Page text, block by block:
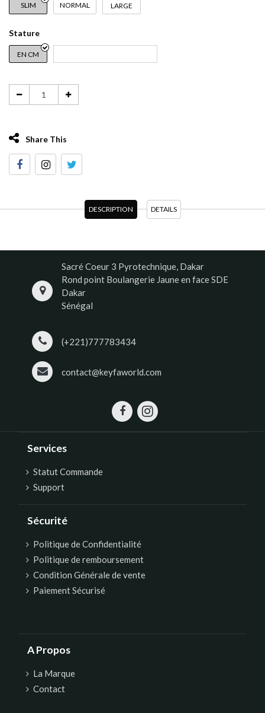
SLIM NORMAL LARGE
Stature
EN CM
Share This
DESCRIPTION DETAILS
Sacré Coeur 3 Pyrotechnique, Dakar
Rond point Boulangerie Jaune en face SDE
Dakar
Sénégal
(+221)777783434
contact@keyfaworld.com
Services
Statut Commande
Support
Sécurité
Politique de Confidentialité
Politique de remboursement
Condition Générale de vente
Paiement Sécurisé
A Propos
La Marque
Contact